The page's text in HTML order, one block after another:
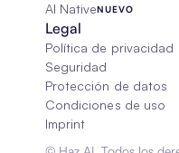
AI NativeNUEVO
Legal
Política de privacidad
Seguridad
Protección de datos
Condiciones de uso
Imprint